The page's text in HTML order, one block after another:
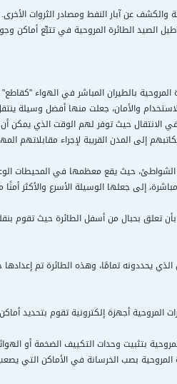
عن آبار النفط ومصادر الثروات
الصيد الطائرة المروحية في تتبِّع أماكن
المروحية بالطيران المباشر في الهواء
والأمان، جعلت منها أفضل وسيلة
الانتقال حيث توفر لهم الوقت الذي يمكن
إلى المدن القريبة لإجراء مقابلاتهم
الشواطئ، حيث يقع معظمها في المحيطات
إلى جعلها الوسيلة الأسرع والأكثر
تعلق بحبال من أسفل الطائرة حيث تقوم
يحددونه تمامًا، وهذه الطائرة تم
المروحية أجهزة إلكترونية تقوم بتحديد
بتثبيت وحدات التكييف الضخمة أو
المروحية بصب الخرسانة في الأماكن التي